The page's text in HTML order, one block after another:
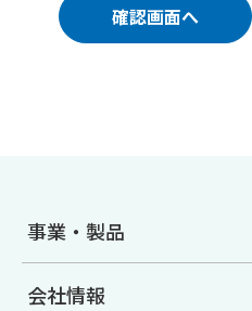
事業・製品
会社情報